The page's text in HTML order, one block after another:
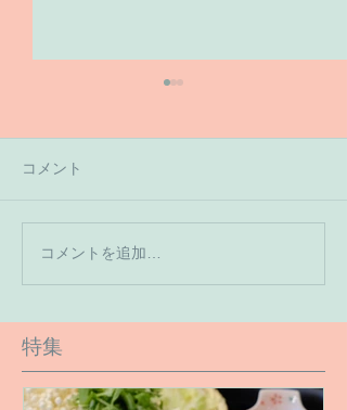
【６月１６日のご予約状
況です】
コメント
コメントを追加…
特集